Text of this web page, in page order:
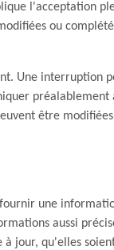
l'acceptation
ou
Une
être
une
aussi
à jour, qu'elles